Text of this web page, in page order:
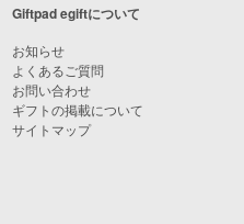
Giftpad egiftについて
お知らせ
よくあるご質問
お問い合わせ
ギフトの掲載について
サイトマップ